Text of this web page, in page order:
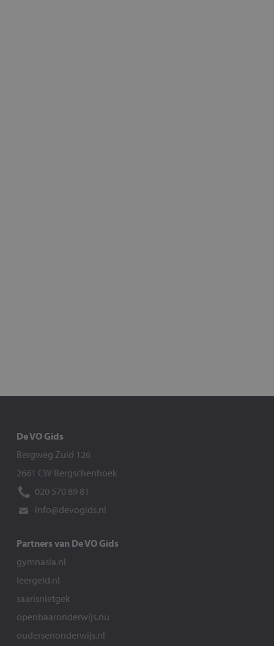
De VO Gids
Bergweg Zuid 126
2661 CW Bergschenhoek
020 570 89 81
info@devogids.nl
Partners van De VO Gids
gymnasia.nl
leergeld.nl
saarisnietgek
openbaaronderwijs.nu
oudersenonderwijs.nl